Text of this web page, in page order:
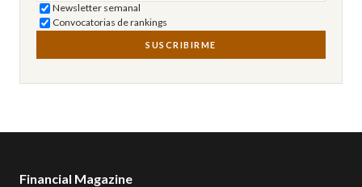
Newsletter semanal
Convocatorias de rankings
SUSCRIBIRME
Financial Magazine